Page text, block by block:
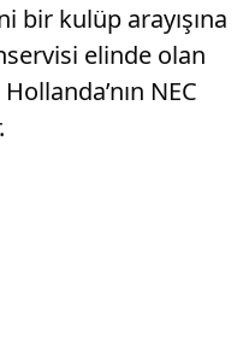
bir kulüp arayışına
elinde olan
NEC